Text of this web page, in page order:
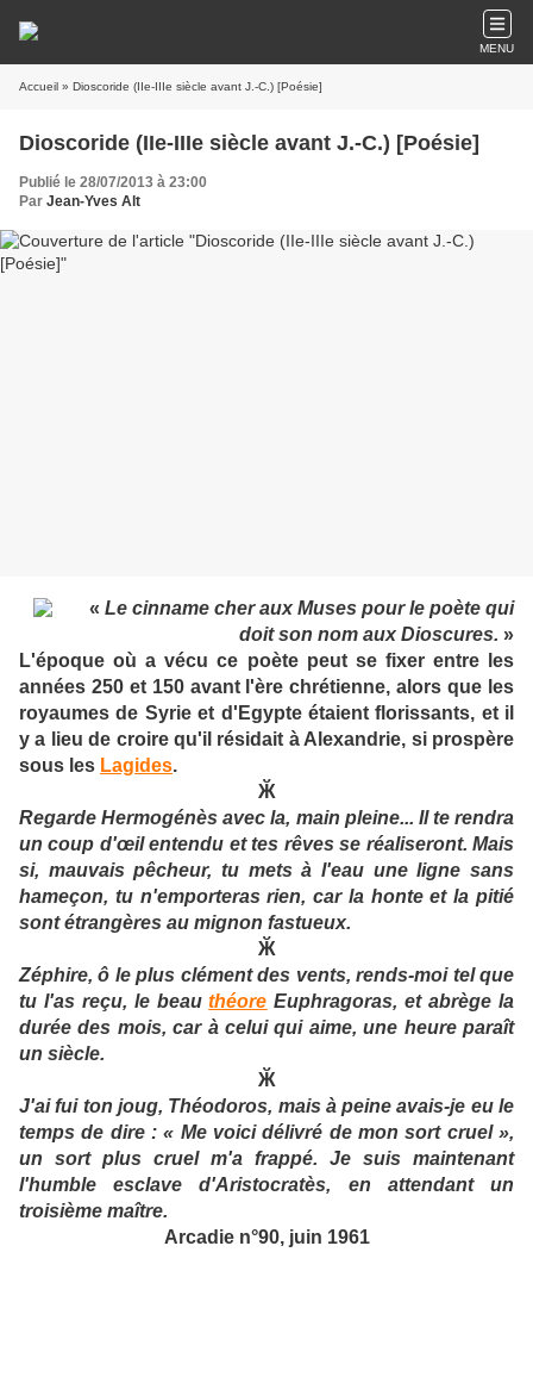
MENU
Accueil » Dioscoride (IIe-IIIe siècle avant J.-C.) [Poésie]
Dioscoride (IIe-IIIe siècle avant J.-C.) [Poésie]
Publié le 28/07/2013 à 23:00
Par Jean-Yves Alt
« Le cinname cher aux Muses pour le poète qui
doit son nom aux Dioscures. »
L'époque où a vécu ce poète peut se fixer entre les
années 250 et 150 avant l'ère chrétienne, alors que les
royaumes de Syrie et d'Egypte étaient florissants, et il
y a lieu de croire qu'il résidait à Alexandrie, si prospère
sous les Lagides.
Ӂ
Regarde Hermogénès avec la, main pleine... Il te rendra
un coup d'œil entendu et tes rêves se réaliseront. Mais
si, mauvais pêcheur, tu mets à l'eau une ligne sans
hameçon, tu n'emporteras rien, car la honte et la pitié
sont étrangères au mignon fastueux.
Ӂ
Zéphire, ô le plus clément des vents, rends-moi tel que
tu l'as reçu, le beauthéore Euphragoras, et abrège la
durée des mois, car à celui qui aime, une heure paraît
un siècle.
Ӂ
J'ai fui ton joug, Théodoros, mais à peine avais-je eu le
temps de dire : « Me voici délivré de mon sort cruel »,
un sort plus cruel m'a frappé. Je suis maintenant
l'humble esclave d'Aristocratès, en attendant un
troisième maître.
Arcadie n°90, juin 1961